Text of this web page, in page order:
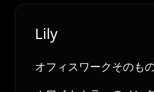
Lily
オフィスワークそのも